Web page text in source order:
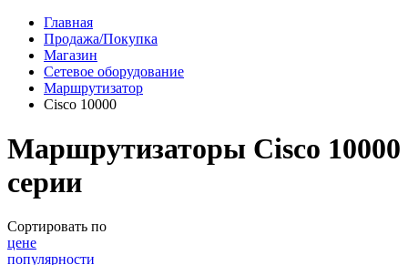
Главная
Продажа/Покупка
Магазин
Сетевое оборудование
Маршрутизатор
Cisco 10000
Маршрутизаторы Cisco 10000
серии
Сортировать по
цене
популярности